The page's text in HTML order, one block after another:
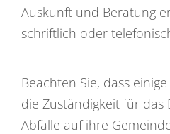
Auskunft und Beratung
schriftlich oder
Beachten Sie, dass
die Zuständigkeit für das
Abfälle auf ihre